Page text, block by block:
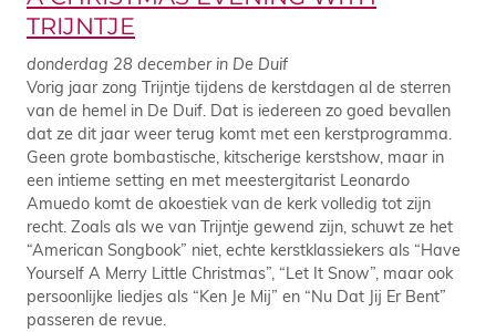
TRIJNTJE
donderdag 28 december in De Duif
Vorig jaar zong Trijntje tijdens de kerstdagen al de sterren
van de hemel in De Duif. Dat is iedereen zo goed bevallen
dat ze dit jaar weer terug komt met een kerstprogramma.
Geen grote bombastische, kitscherige kerstshow, maar in
een intieme setting en met meestergitarist Leonardo
Amuedo komt de akoestiek van de kerk volledig tot zijn
recht. Zoals als we van Trijntje gewend zijn, schuwt ze het
“American Songbook” niet, echte kerstklassiekers als “Have
Yourself A Merry Little Christmas”, “Let It Snow”, maar ook
persoonlijke liedjes als “Ken Je Mij” en “Nu Dat Jij Er Bent”
passeren de revue.